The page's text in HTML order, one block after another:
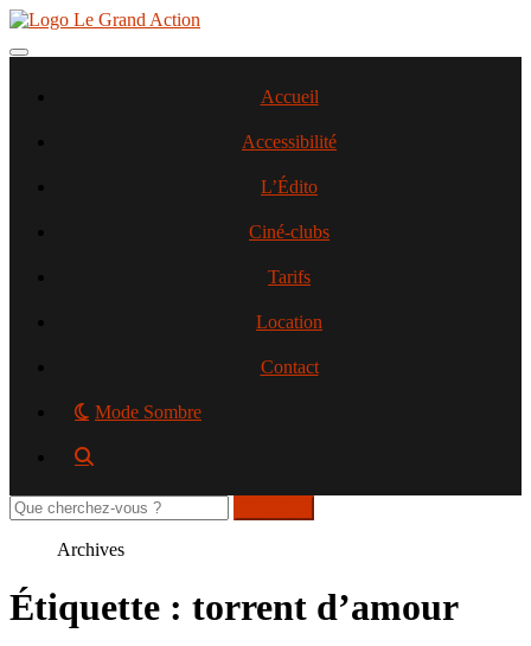
Aller
contenu
Toggle navigation
Accueil
Accessibilité
L’Édito
Ciné-clubs
Tarifs
Location
Contact
Mode Sombre
Rechercher
sur
Archives
Étiquette : torrent d’amour